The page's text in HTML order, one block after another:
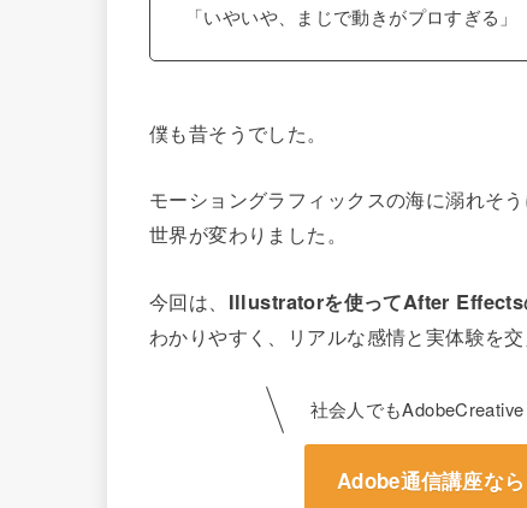
「いやいや、まじで動きがプロすぎる」
僕も昔そうでした。
モーショングラフィックスの海に溺れそ
世界が変わりました。
今回は、 Illustratorを使ってAfter Effects
わかりやすく、リアルな感情と実体験を
社会人でも
Adobe通信講座な